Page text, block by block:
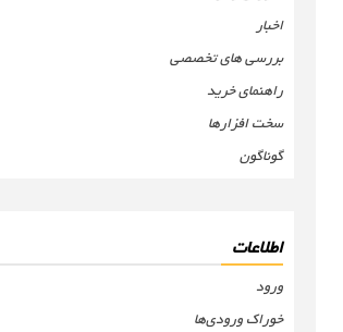
اخبار
بررسی های تخصصی
راهنمای خرید
سخت افزارها
گوناگون
اطلاعات
ورود
خوراک ورودی‌ها